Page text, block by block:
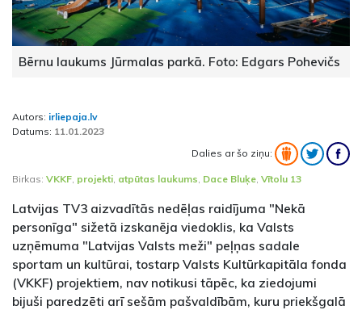
Bērnu laukums Jūrmalas parkā. Foto: Edgars Pohevičs
Autors: irliepaja.lv
Datums: 11.01.2023
Dalies ar šo ziņu:
Birkas: VKKF projekti atpūtas laukums Dace Bluķe Vītolu 13
Latvijas TV3 aizvadītās nedēļas raidījuma "Nekā
personīga" sižetā izskanēja viedoklis, ka Valsts
uzņēmuma "Latvijas Valsts meži" peļņas sadale
sportam un kultūrai, tostarp Valsts Kultūrkapitāla fonda
(VKKF) projektiem, nav notikusi tāpēc, ka ziedojumi
bijuši paredzēti arī sešām pašvaldībām, kuru priekšgalā